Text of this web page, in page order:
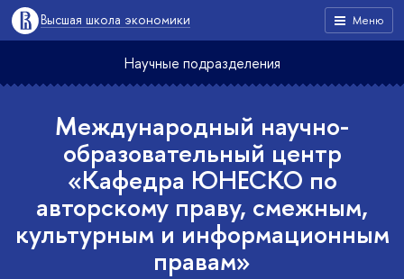
Меню
Высшая школа экономики
Научные подразделения
Международный научно-
образовательный центр
«Кафедра ЮНЕСКО по
авторскому праву, смежным,
культурным и информационным
правам»